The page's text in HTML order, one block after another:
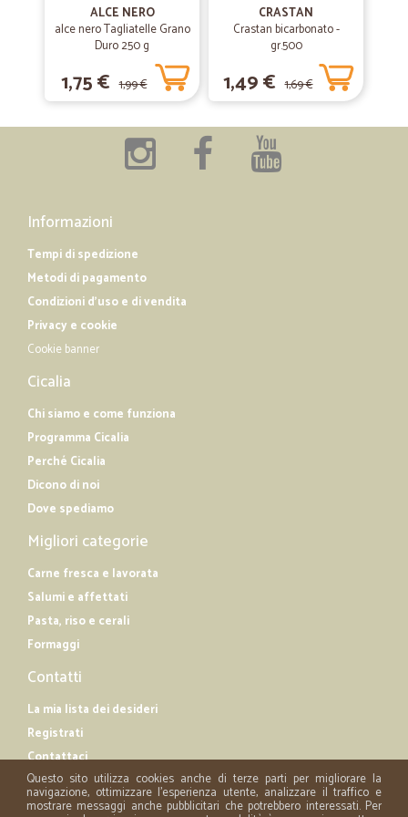
Ottima esperienza, spedizione veloce e prodotti perfetti! Sicuramente
acquisterò nuovamente!
28/01/2019
— Alessia M.
Precisi. Puntuali e onesti
ALCE NERO
alce nero Tagliatelle Grano
Duro 250 g
1,75 € 1,99 €
CRASTAN
Crastan bicarbonato -
gr.500
1,49 € 1,69 €
Informazioni
Tempi di spedizione
Metodi di pagamento
Condizioni d'uso e di vendita
Privacy e cookie
Cookie banner
Cicalia
Chi siamo e come funziona
Programma Cicalia
Perché Cicalia
Dicono di noi
Dove spediamo
Migliori categorie
Carne fresca e lavorata
Salumi e affettati
Pasta, riso e cerali
Formaggi
Contatti
La mia lista dei desideri
Registrati
Contattaci
Questo sito utilizza cookies anche di terze parti per migliorare la
navigazione, ottimizzare l'esperienza utente, analizzare il traffico e
mostrare messaggi anche pubblicitari che potrebbero interessati. Per